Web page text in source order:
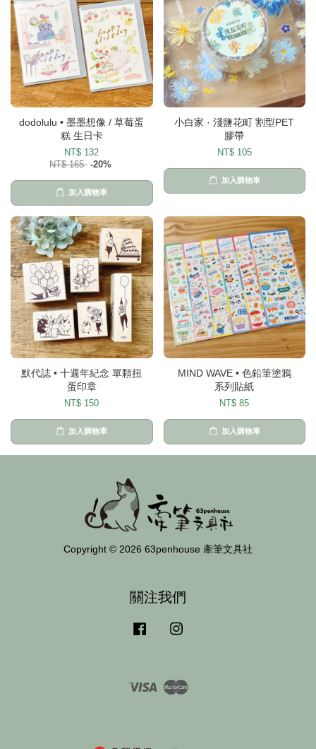
dodolulu • 墨墨想像 / 草莓蛋
糕 生日卡
NT$ 132
NT$ 165 -20%
加入購物車
小白家 · 淺鹽花町 割型PET
膠帶
NT$ 105
加入購物車
默代誌 • 十週年紀念 單顆扭
蛋印章
NT$ 150
加入購物車
MIND WAVE • 色鉛筆塗鴉
系列貼紙
NT$ 85
加入購物車
Copyright © 2026 63penhouse 牽筆文具社
關注我們
Facebook
Visa Master